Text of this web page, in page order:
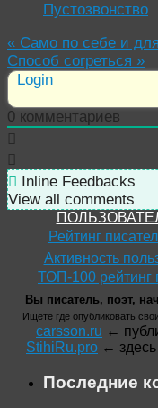
Пустозвонство
« Само по себе и
Способ согреться »
Login
0 комментариев
Inline Feedbacks
View all comments
Рейтинг
Активность
ТОП-100 рейтинг
Вы писатель, поэт,
Ищете где опубликовать
carsson.ru ←
StihiRu.pro ← здесь
Последние